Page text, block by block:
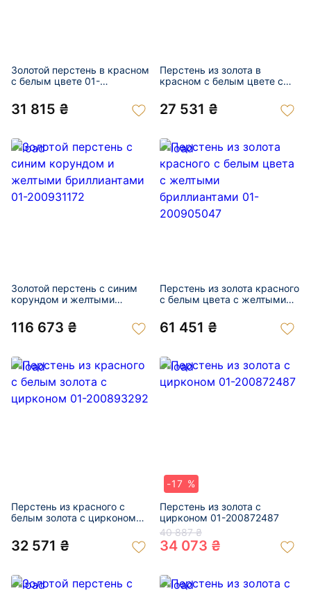
Золотой перстень в красном
с белым цвете 01-
31 815 ₴
Перстень из золота в
красном с белым цвете с
27 531 ₴
Золотой перстень с синим
корундом и желтыми
116 673 ₴
Перстень из золота красного
с белым цвета с желтыми
200905047
61 451 ₴
Перстень из красного с
белым золота с цирконом
32 571 ₴
-17 %
Перстень из золота с
цирконом 01-200872487
40 887 ₴
34 073 ₴